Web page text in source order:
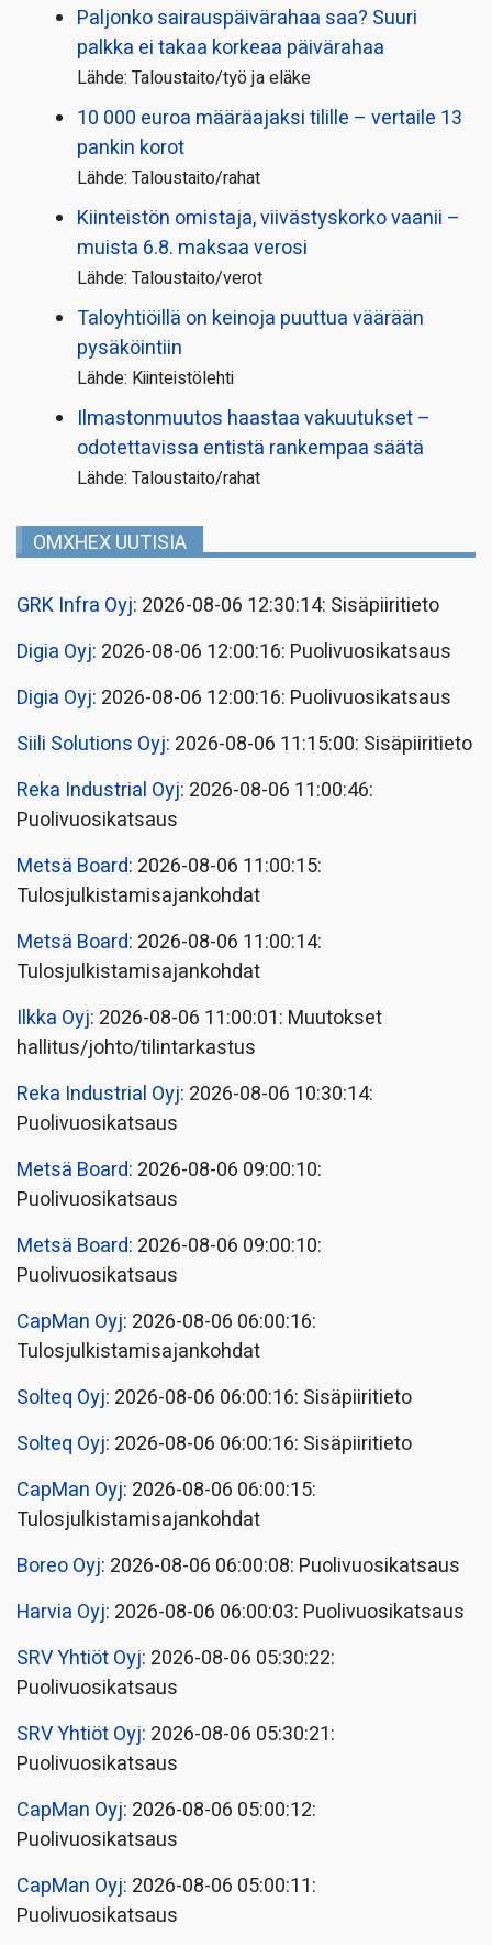
Paljonko sairauspäivä­rahaa saa? Suuri
palkka ei takaa korkeaa päivärahaa
Lähde: Taloustaito/työ ja eläke
10 000 euroa määräajaksi tilille – vertaile 13
pankin korot
Lähde: Taloustaito/rahat
Kiinteistön omistaja, viivästyskorko vaanii –
muista 6.8. maksaa verosi
Lähde: Taloustaito/verot
Taloyhtiöillä on keinoja puuttua väärään
pysäköintiin
Lähde: Kiinteistölehti
Ilmastonmuutos haastaa vakuutukset –
odotettavissa entistä rankempaa säätä
Lähde: Taloustaito/rahat
OMXHEX UUTISIA
GRK Infra Oyj: 2026-08-06 12:30:14: Sisäpiiritieto
Digia Oyj: 2026-08-06 12:00:16: Puolivuosikatsaus
Digia Oyj: 2026-08-06 12:00:16: Puolivuosikatsaus
Siili Solutions Oyj: 2026-08-06 11:15:00: Sisäpiiritieto
Reka Industrial Oyj: 2026-08-06 11:00:46:
Puolivuosikatsaus
Metsä Board: 2026-08-06 11:00:15:
Tulosjulkistamisajankohdat
Metsä Board: 2026-08-06 11:00:14:
Tulosjulkistamisajankohdat
Ilkka Oyj: 2026-08-06 11:00:01: Muutokset
hallitus/johto/tilintarkastus
Reka Industrial Oyj: 2026-08-06 10:30:14:
Puolivuosikatsaus
Metsä Board: 2026-08-06 09:00:10:
Puolivuosikatsaus
Metsä Board: 2026-08-06 09:00:10:
Puolivuosikatsaus
CapMan Oyj: 2026-08-06 06:00:16:
Tulosjulkistamisajankohdat
Solteq Oyj: 2026-08-06 06:00:16: Sisäpiiritieto
Solteq Oyj: 2026-08-06 06:00:16: Sisäpiiritieto
CapMan Oyj: 2026-08-06 06:00:15:
Tulosjulkistamisajankohdat
Boreo Oyj: 2026-08-06 06:00:08: Puolivuosikatsaus
Harvia Oyj: 2026-08-06 06:00:03: Puolivuosikatsaus
SRV Yhtiöt Oyj: 2026-08-06 05:30:22:
Puolivuosikatsaus
SRV Yhtiöt Oyj: 2026-08-06 05:30:21:
Puolivuosikatsaus
CapMan Oyj: 2026-08-06 05:00:12:
Puolivuosikatsaus
CapMan Oyj: 2026-08-06 05:00:11:
Puolivuosikatsaus